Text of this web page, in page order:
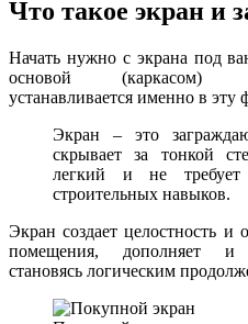
Что такое экран и
Начать нужно с экрана под
основой
устанавливается именно в эту
Экран – это
скрывает за тонкой
легкий и не требует
строительных навыков.
Экран создает целостность и
помещения, дополняет и
становясь логическим